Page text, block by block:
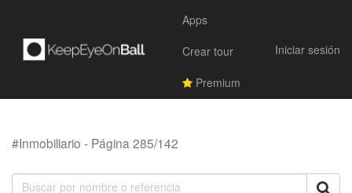
Apps
Crear tour
Premium
Iniciar sesión
#Inmobiliario - Página 285/142